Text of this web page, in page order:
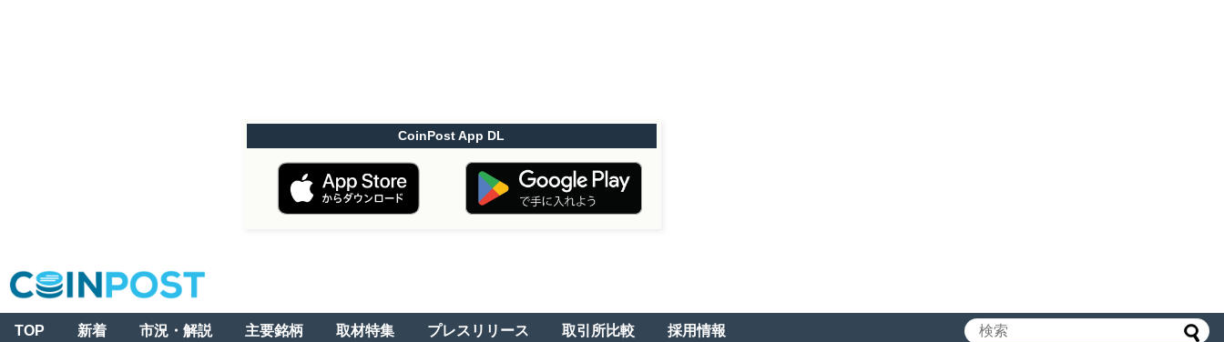
CoinPost App DL
TOP 新着 市況・解説 主要銘柄 取材特集 プレスリリース 取引所比較 採用情報